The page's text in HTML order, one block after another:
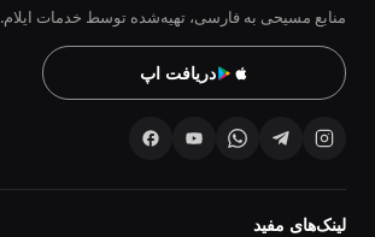
منابع مسیحی به فارسی، تهیه‌شده توسط خدمات ایلام.
دریافت اپ
لینک‌های مفید